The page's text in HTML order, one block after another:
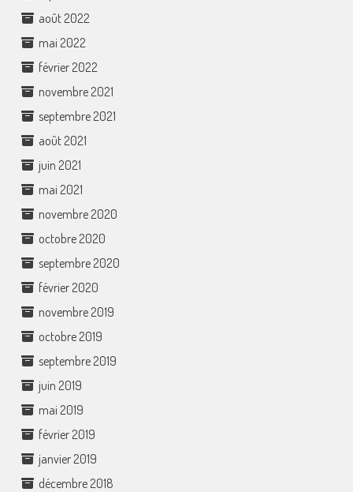
août 2022
mai 2022
février 2022
novembre 2021
septembre 2021
août 2021
juin 2021
mai 2021
novembre 2020
octobre 2020
septembre 2020
février 2020
novembre 2019
octobre 2019
septembre 2019
juin 2019
mai 2019
février 2019
janvier 2019
décembre 2018